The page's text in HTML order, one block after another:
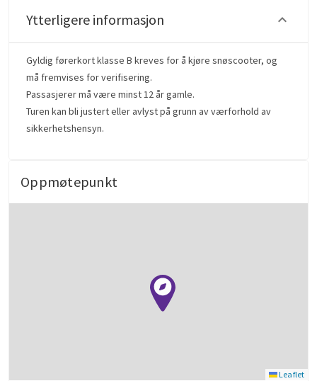
Ytterligere informasjon
Gyldig førerkort klasse B kreves for å kjøre snøscooter, og
må fremvises for verifisering.
Passasjerer må være minst 12 år gamle.
Turen kan bli justert eller avlyst på grunn av værforhold av
sikkerhetshensyn.
Oppmøtepunkt
Leaflet